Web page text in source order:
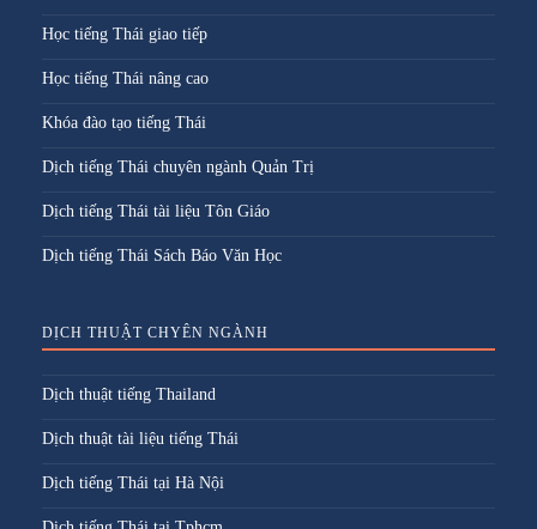
Học tiếng Thái giao tiếp
Học tiếng Thái nâng cao
Khóa đào tạo tiếng Thái
Dịch tiếng Thái chuyên ngành Quản Trị
Dịch tiếng Thái tài liệu Tôn Giáo
Dịch tiếng Thái Sách Báo Văn Học
DỊCH THUẬT CHYÊN NGÀNH
Dịch thuật tiếng Thailand
Dịch thuật tài liệu tiếng Thái
Dịch tiếng Thái tại Hà Nội